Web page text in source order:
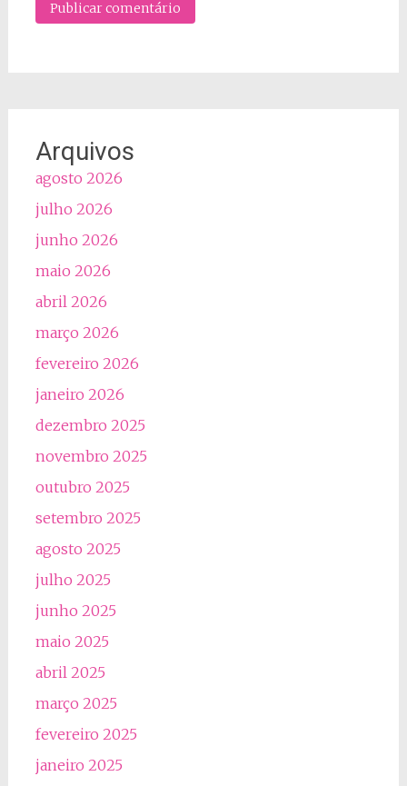
Arquivos
agosto 2026
julho 2026
junho 2026
maio 2026
abril 2026
março 2026
fevereiro 2026
janeiro 2026
dezembro 2025
novembro 2025
outubro 2025
setembro 2025
agosto 2025
julho 2025
junho 2025
maio 2025
abril 2025
março 2025
fevereiro 2025
janeiro 2025